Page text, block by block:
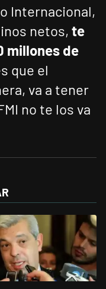
Internacional,
netos, te
millones de
que el
va a tener
no te los va